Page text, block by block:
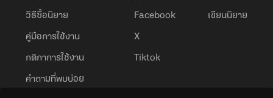
วิธีซื้อนิยาย
คู่มือการใช้งาน
กติกาการใช้งาน
คำถามที่พบบ่อย
Facebook
X
Tiktok
เขียนนิยาย